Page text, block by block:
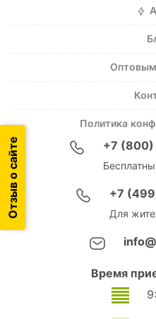
Отзыв о сайте
Политика
+7
+7
Для
Время